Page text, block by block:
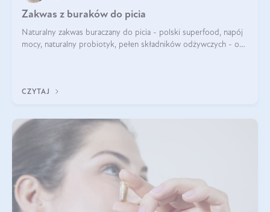
Zakwas z buraków do picia
Naturalny zakwas buraczany do picia - polski superfood, napój
mocy, naturalny probiotyk, pełen składników odżywczych - o
CZYTAJ